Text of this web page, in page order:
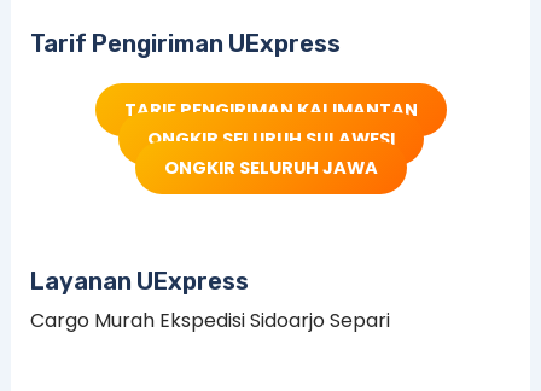
Tarif Pengiriman UExpress
TARIF PENGIRIMAN KALIMANTAN
ONGKIR SELURUH SULAWESI
ONGKIR SELURUH JAWA
Layanan UExpress
Cargo Murah Ekspedisi Sidoarjo Separi